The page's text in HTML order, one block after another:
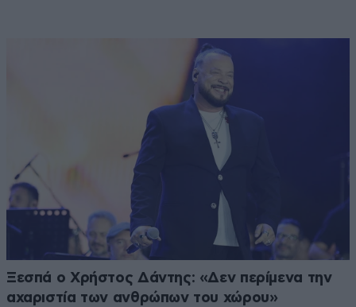
Ξεσπά ο Χρήστος Δάντης: «Δεν περίμενα την
αχαριστία των ανθρώπων του χώρου»